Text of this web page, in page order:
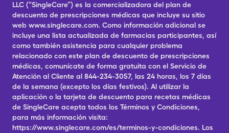
LLC (“SingleCare”) es la comercializadora del plan de
descuento de prescripciones médicas que incluye su sitio
web www.singlecare.com. Como información adicional se
incluye una lista actualizada de farmacias participantes, así
como también asistencia para cualquier problema
relacionado con este plan de descuento de prescripciones
médicas, comunícate de forma gratuita con el Servicio de
Atención al Cliente al 844-234-3057, las 24 horas, los 7 días
de la semana (excepto los días festivos). Al utilizar la
aplicación o la tarjeta de descuento para recetas médicas
de SingleCare acepta todos los Términos y Condiciones,
para más información visita:
https://www.singlecare.com/es/terminos-y-condiciones. Los